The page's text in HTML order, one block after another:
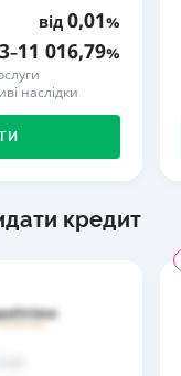
від 0,01%
–11 016,79%
наслідки
кредит